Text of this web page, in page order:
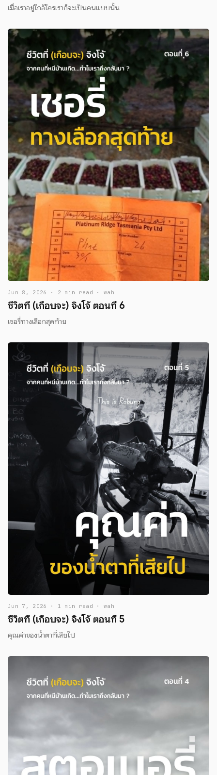
เมื่อเราอยู่ใกล้ใครเราก็จะเป็นคนแบบนั้น
Jun 8, 2026 · 2 min read · wah
ชีวิตที่ (เกือบจะ) จิงโจ้ ตอนที่ 6
เชอรี่ทางเลือกสุดท้าย
Jun 7, 2026 · 1 min read · wah
ชีวิตที่ (เกือบจะ) จิงโจ้ ตอนที่ 5
คุณค่าของน้ำตาที่เสียไป